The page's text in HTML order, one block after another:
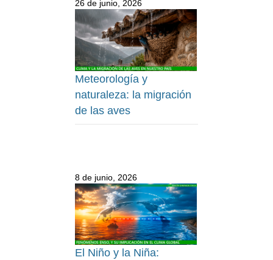
26 de junio, 2026
Meteorología y
naturaleza: la migración
de las aves
8 de junio, 2026
El Niño y la Niña: